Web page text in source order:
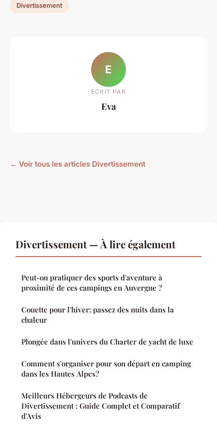
Divertissement
E
ECRIT PAR
Eva
← Voir tous les articles Divertissement
Divertissement — À lire également
Peut-on pratiquer des sports d'aventure à
proximité de ces campings en Auvergne ?
Couette pour l'hiver: passez des nuits dans la
chaleur
Plongée dans l'univers du Charter de yacht de luxe
Comment s'organiser pour son départ en camping
dans les Hautes Alpes?
Meilleurs Hébergeurs de Podcasts de
Divertissement : Guide Complet et Comparatif
d'Avis